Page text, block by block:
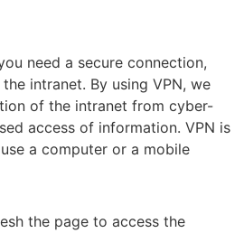
need a secure connection,
intranet. By using VPN, we
of the intranet from cyber-
access of information. VPN is
a computer or a mobile
the page to access the